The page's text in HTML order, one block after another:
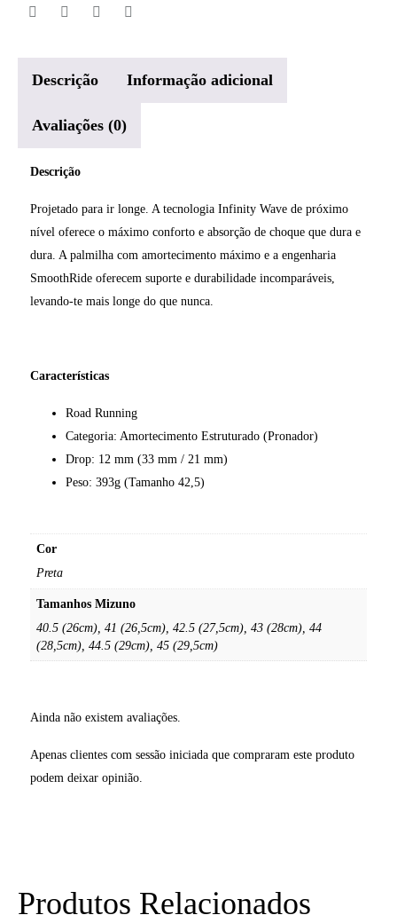
Descrição Informação adicional
Avaliações (0)
Descrição
Projetado para ir longe. A tecnologia Infinity Wave de próximo
nível oferece o máximo conforto e absorção de choque que dura e
dura. A palmilha com amortecimento máximo e a engenharia
SmoothRide oferecem suporte e durabilidade incomparáveis,
levando-te mais longe do que nunca.
Características
Road Running
Categoria: Amortecimento Estruturado (Pronador)
Drop: 12 mm (33 mm / 21 mm)
Peso: 393g (Tamanho 42,5)
Cor
Preta
Tamanhos Mizuno
40.5 (26cm), 41 (26,5cm), 42.5 (27,5cm), 43 (28cm), 44
(28,5cm), 44.5 (29cm), 45 (29,5cm)
Ainda não existem avaliações.
Apenas clientes com sessão iniciada que compraram este produto
podem deixar opinião.
Produtos Relacionados